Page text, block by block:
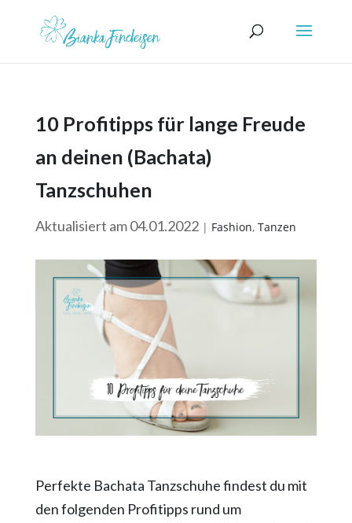
10 Profitipps für lange Freude
an deinen (Bachata)
Tanzschuhen
Aktualisiert am 04.01.2022| Fashion, Tanzen
Perfekte Bachata Tanzschuhe findest du mit
den folgenden Profitipps rund um